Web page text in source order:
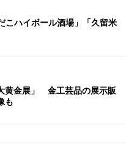
こハイボール酒場」「久留米
黄金展」 金工芸品の展示販
も